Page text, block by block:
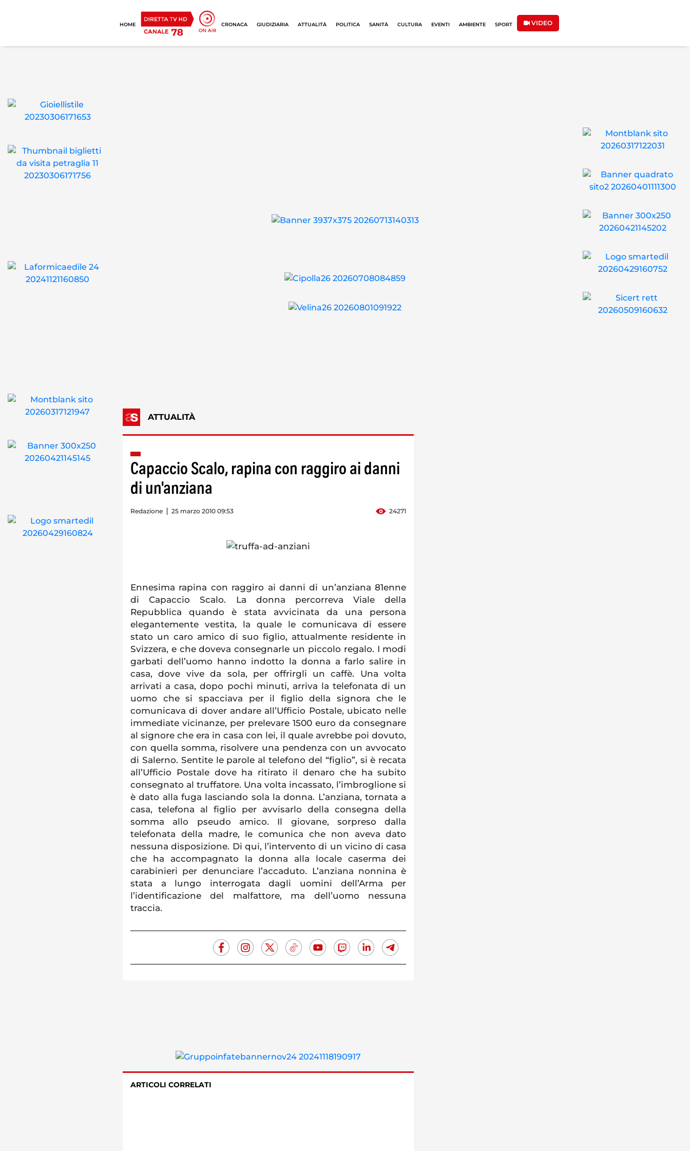
HOME CRONACA GIUDIZIARIA ATTUALITÀ POLITICA SANITÀ CULTURA EVENTI AMBIENTE SPORT VIDEO
ATTUALITÀ
Capaccio Scalo, rapina con raggiro ai danni
di un'anziana
Redazione 25 marzo 2010 09:53 24271
Ennesima rapina con raggiro ai danni di un’anziana 81enne
di Capaccio Scalo. La donna percorreva Viale della
Repubblica quando è stata avvicinata da una persona
elegantemente vestita, la quale le comunicava di essere
stato un caro amico di suo figlio, attualmente residente in
Svizzera, e che doveva consegnarle un piccolo regalo. I modi
garbati dell’uomo hanno indotto la donna a farlo salire in
casa, dove vive da sola, per offrirgli un caffè. Una volta
arrivati a casa, dopo pochi minuti, arriva la telefonata di un
uomo che si spacciava per il figlio della signora che le
comunicava di dover andare all’Ufficio Postale, ubicato nelle
immediate vicinanze, per prelevare 1500 euro da consegnare
al signore che era in casa con lei, il quale avrebbe poi dovuto,
con quella somma, risolvere una pendenza con un avvocato
di Salerno. Sentite le parole al telefono del “figlio”, si è recata
all’Ufficio Postale dove ha ritirato il denaro che ha subito
consegnato al truffatore. Una volta incassato, l’imbroglione si
è dato alla fuga lasciando sola la donna. L’anziana, tornata a
casa, telefona al figlio per avvisarlo della consegna della
somma allo pseudo amico. Il giovane, sorpreso dalla
telefonata della madre, le comunica che non aveva dato
nessuna disposizione. Di qui, l’intervento di un vicino di casa
che ha accompagnato la donna alla locale caserma dei
carabinieri per denunciare l’accaduto. L’anziana nonnina è
stata a lungo interrogata dagli uomini dell’Arma per
l’identificazione del malfattore, ma dell’uomo nessuna
traccia.
ARTICOLI CORRELATI